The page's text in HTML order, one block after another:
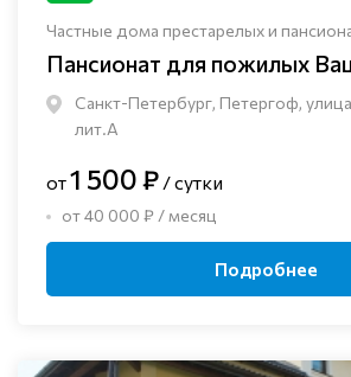
Частные дома престарелых и
Пансионат для пожилых
Санкт-Петербург, Петергоф,
лит.А
от1 500 ₽ / сутки
от 40 000 ₽ / месяц
Подробнее